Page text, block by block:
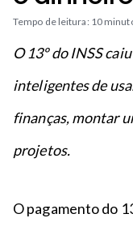
n
c
a
a
p
é
Tempo de leitura: 10
O 13º do INSS
inteligentes de
finanças, montar
projetos.
O pagamento do